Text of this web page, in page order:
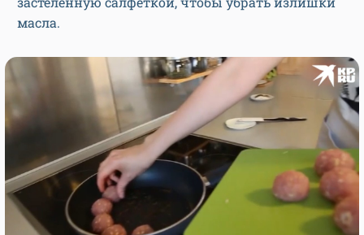
масла.